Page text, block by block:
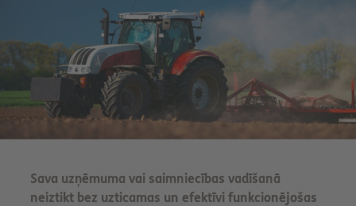
Sava uzņēmuma vai saimniecības vadīšanā
neiztikt bez uzticamas un efektīvi funkcionējošas